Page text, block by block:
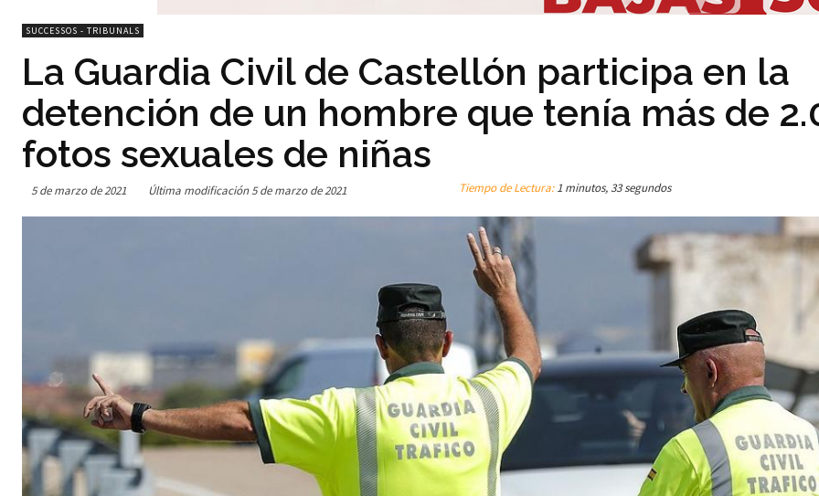
SUCCESSOS - TRIBUNALS
La Guardia Civil de Castellón participa en la
detención de un hombre que tenía más de
fotos sexuales de niñas
5 de marzo de 2021 Última modificación 5 de marzo de 2021 Tiempo de Lectura:1 minutos, 33 segundos